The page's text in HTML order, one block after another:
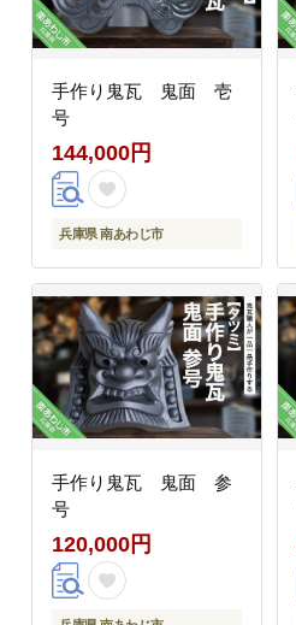
手作り鬼瓦 鬼面 壱
号
144,000円
兵庫県 南あわじ市
手作り鬼瓦 鬼面 参
号
120,000円